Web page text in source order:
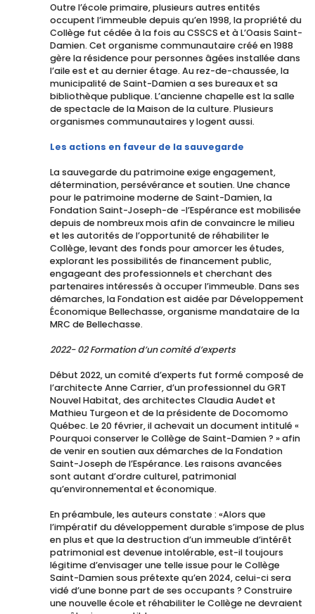
Outre l’école primaire, plusieurs autres entités
occupent l’immeuble depuis qu’en 1998, la propriété du
Collège fut cédée à la fois au CSSCS et à L’Oasis Saint-
Damien. Cet organisme communautaire créé en 1988
gère la résidence pour personnes âgées installée dans
l’aile est et au dernier étage. Au rez-de-chaussée, la
municipalité de Saint-Damien a ses bureaux et sa
bibliothèque publique. L’ancienne chapelle est la salle
de spectacle de la Maison de la culture. Plusieurs
organismes communautaires y logent aussi.
Les actions en faveur de la sauvegarde
La sauvegarde du patrimoine exige engagement,
détermination, persévérance et soutien. Une chance
pour le patrimoine moderne de Saint-Damien, la
Fondation Saint-Joseph-de -l’Espérance est mobilisée
depuis de nombreux mois afin de convaincre le milieu
et les autorités de l’opportunité de réhabiliter le
Collège, levant des fonds pour amorcer les études,
explorant les possibilités de financement public,
engageant des professionnels et cherchant des
partenaires intéressés à occuper l’immeuble. Dans ses
démarches, la Fondation est aidée par Développement
Économique Bellechasse, organisme mandataire de la
MRC de Bellechasse.
2022- 02 Formation d’un comité d’experts
Début 2022, un comité d’experts fut formé composé de
l’architecte Anne Carrier, d’un professionnel du GRT
Nouvel Habitat, des architectes Claudia Audet et
Mathieu Turgeon et de la présidente de Docomomo
Québec. Le 20 février, il achevait un document intitulé «
Pourquoi conserver le Collège de Saint-Damien ? » afin
de venir en soutien aux démarches de la Fondation
Saint-Joseph de l’Espérance. Les raisons avancées
sont autant d’ordre culturel, patrimonial
qu’environnemental et économique.
En préambule, les auteurs constate : «Alors que
l’impératif du développement durable s’impose de plus
en plus et que la destruction d’un immeuble d’intérêt
patrimonial est devenue intolérable, est-il toujours
légitime d’envisager une telle issue pour le Collège
Saint-Damien sous prétexte qu’en 2024, celui-ci sera
vidé d’une bonne part de ses occupants ? Construire
une nouvelle école et réhabiliter le Collège ne devraient